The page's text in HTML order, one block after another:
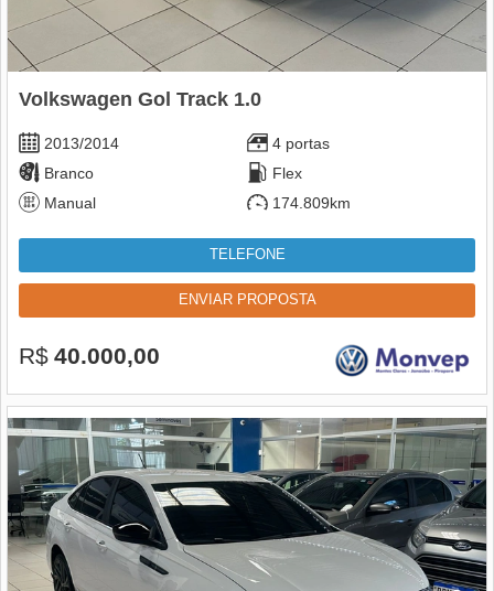
Volkswagen Gol Track 1.0
2013/2014
4 portas
Branco
Flex
Manual
174.809km
TELEFONE
ENVIAR PROPOSTA
R$ 40.000,00